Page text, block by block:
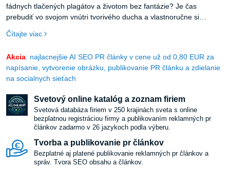
fádnych tlačených plagátov a životom bez fantázie? Je čas
prebudiť vo svojom vnútri tvorivého ducha a vlastnoručne si
týchto 10 skvelých nápadov, ako si môžete vyrobiť jedinečné
Čítajte viac
Akcia: najlacnejšie AI SEO PR články v cene už od 0,80 EUR za
napísanie, vytvorenie obrázku, publikovanie PR článku a zdielanie
na socialnych sieťach
Svetový online katalóg a zoznam firiem
Svetová databáza firiem v 250 krajinách sveta s online
bezplatnou registráciou firmy a publikovaním reklamných pr
článkov zadarmo v 26 jazykoch podla výberu.
Tvorba a publikovanie pr článkov
Bezplatné aj platené publikovanie reklamných pr článkov a
správ. Tvora SEO obsahu a článkov.